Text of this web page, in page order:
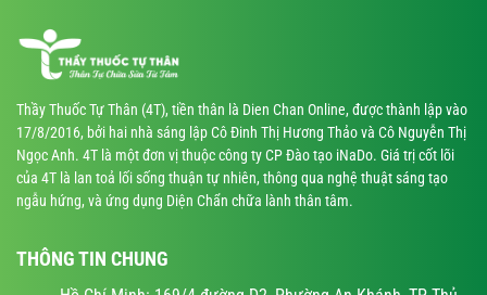
Thầy Thuốc Tự Thân (4T), tiền thân là Dien Chan Online, được thành lập vào
17/8/2016, bởi hai nhà sáng lập Cô Đinh Thị Hương Thảo và Cô Nguyễn Thị
Ngọc Anh. 4T là một đơn vị thuộc công ty CP Đào tạo iNaDo. Giá trị cốt lõi
của 4T là lan toả lối sống thuận tự nhiên, thông qua nghệ thuật sáng tạo
ngẫu hứng, và ứng dụng Diện Chẩn chữa lành thân tâm.
THÔNG TIN CHUNG